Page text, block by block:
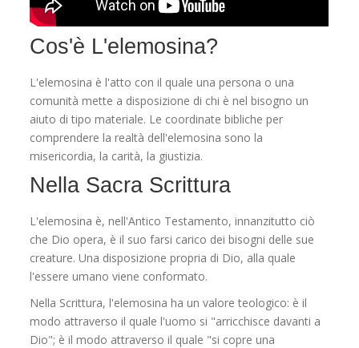
Cos'è L'elemosina?
L'elemosina è l'atto con il quale una persona o una
comunità mette a disposizione di chi è nel bisogno un
aiuto di tipo materiale. Le coordinate bibliche per
comprendere la realtà dell'elemosina sono la
misericordia, la carità, la giustizia.
Nella Sacra Scrittura
L'elemosina è, nell'Antico Testamento, innanzitutto ciò
che Dio opera, è il suo farsi carico dei bisogni delle sue
creature. Una disposizione propria di Dio, alla quale
l'essere umano viene conformato.
Nella Scrittura, l'elemosina ha un valore teologico: è il
modo attraverso il quale l'uomo si "arricchisce davanti a
Dio"; è il modo attraverso il quale "si copre una